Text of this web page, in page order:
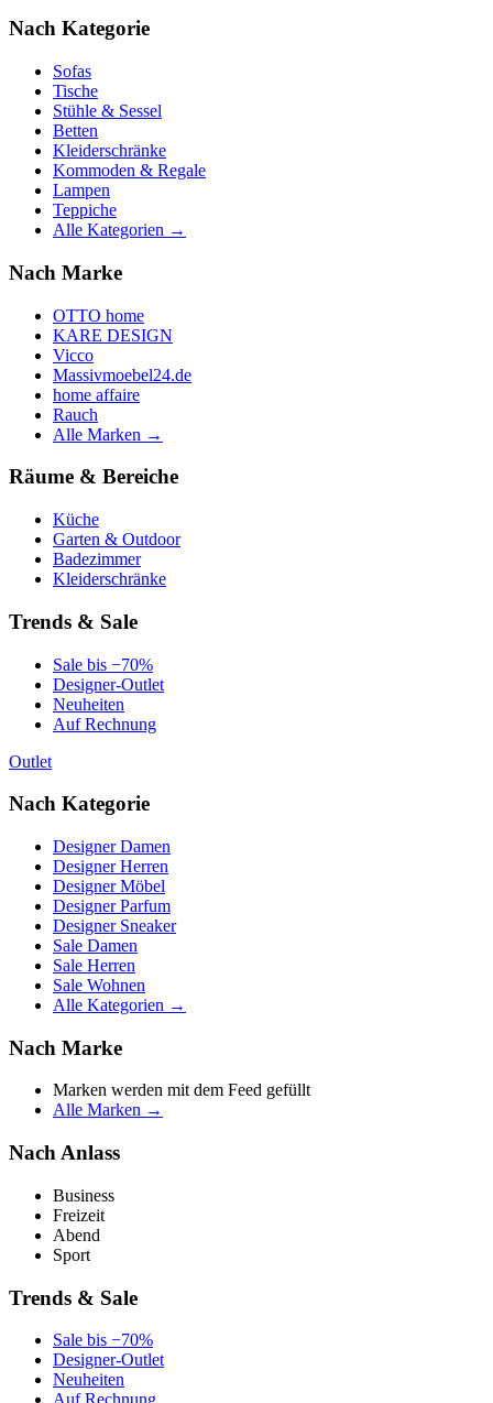
Nach Kategorie
Sofas
Tische
Stühle & Sessel
Betten
Kleiderschränke
Kommoden & Regale
Lampen
Teppiche
Alle Kategorien →
Nach Marke
OTTO home
KARE DESIGN
Vicco
Massivmoebel24.de
home affaire
Rauch
Alle Marken →
Räume & Bereiche
Küche
Garten & Outdoor
Badezimmer
Kleiderschränke
Trends & Sale
Sale bis −70%
Designer-Outlet
Neuheiten
Auf Rechnung
Outlet
Nach Kategorie
Designer Damen
Designer Herren
Designer Möbel
Designer Parfum
Designer Sneaker
Sale Damen
Sale Herren
Sale Wohnen
Alle Kategorien →
Nach Marke
Marken werden mit dem Feed gefüllt
Alle Marken →
Nach Anlass
Business
Freizeit
Abend
Sport
Trends & Sale
Sale bis −70%
Designer-Outlet
Neuheiten